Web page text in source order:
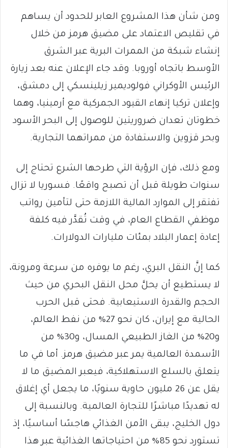
ومن شأن هذا المشروع العابر للحدود أن يساهم
في تقليص الاعتماد على مضيق هرمز من خلال
إنشاء شبكة من الممرات البرية عبر الشرق
الأوسط باتجاه أوروبا. وقد جاء الإعلان عنه بعد زيارة
الرئيس الأوكراني فولوديمير زيلينسكي إلى دمشق،
وإعلان تركيا إنهاء القيود الجمركية مع أرمينيا، وهما
خطوتان تعدان ضروريتين للوصول إلى البحر الأسود
وبحر قزوين والاستفادة من ممراتهما التجارية.
ومع ذلك، فإن الرؤية التي طرحها الشرع تحتاج إلى
سنوات طويلة قبل أن تصبح واقعًا. فسوريا لا تزال
تفتقر إلى الموارد المالية اللازمة حتى لتأمين رواتب
موظفي القطاع العام، في وقت تُقدَّر فيه كلفة
إعادة إعمار البلاد بمئات مليارات الدولارات.
كما إنَّ النقل البري، رغم ما يوفره من سرعة ومرونة،
لا يستطيع أن يحلَّ محل النقل البحري من حيث
الحجم والقدرة الاستيعابية. فحتى قبل الحرب
الحالية مع إيران، كان نحو 27% من نفط العالم،
و20% من الغاز الطبيعي المسال، و30% من
الأسمدة العالمية يمر عبر مضيق هرمز. أما في ما
يتعلق بالسلع الاستهلاكية، فيعبر المضيق ما لا
يقل عن 26 مليون حاوية سنويًا، ما يجعل أي إغلاق
له تهديدًا مباشرًا للتجارة العالمية. وبالنسبة إلى
دول الخليج، يبقى الأمن الغذائي هاجسًا أساسيًا، إذ
تستورد نحو 85% من احتياجاتها الغذائية عبر هذا